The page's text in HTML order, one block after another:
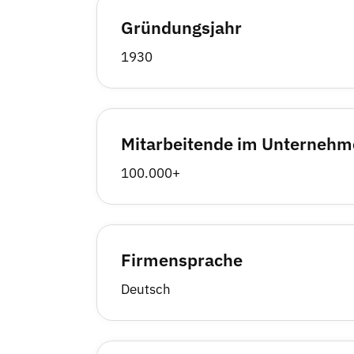
Gründungsjahr
1930
Mitarbeitende im
100.000+
Firmensprache
Deutsch